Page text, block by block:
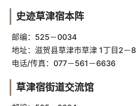
史迹草津宿本阵
邮编：525－0034
地址：滋贺县草津市草津 1丁目2－8
电话/传真：077－561－6636
草津宿街道交流馆